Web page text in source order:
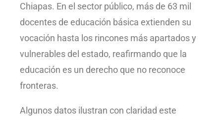
Chiapas. En el sector público, más de 63 mil
docentes de educación básica extienden su
vocación hasta los rincones más apartados y
vulnerables del estado, reafirmando que la
educación es un derecho que no reconoce
fronteras.
Algunos datos ilustran con claridad este